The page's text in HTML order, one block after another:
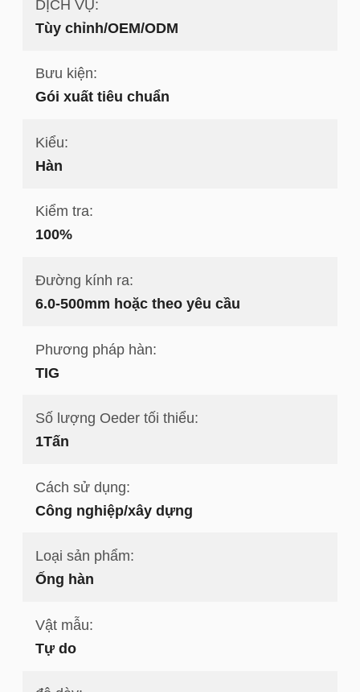
DỊCH VỤ:
Tùy chỉnh/OEM/ODM
Bưu kiện:
Gói xuất tiêu chuẩn
Kiểu:
Hàn
Kiểm tra:
100%
Đường kính ra:
6.0-500mm hoặc theo yêu cầu
Phương pháp hàn:
TIG
Số lượng Oeder tối thiểu:
1Tấn
Cách sử dụng:
Công nghiệp/xây dựng
Loại sản phẩm:
Ống hàn
Vật mẫu:
Tự do